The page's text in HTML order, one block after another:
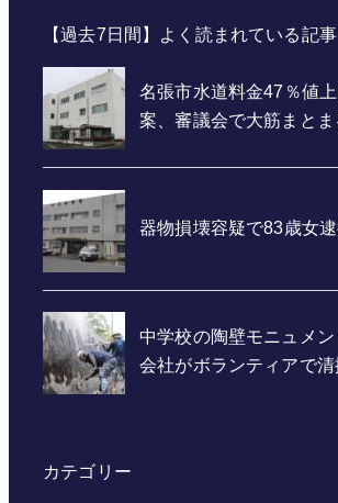
【過去7日間】よく読まれている記事
カテゴリー